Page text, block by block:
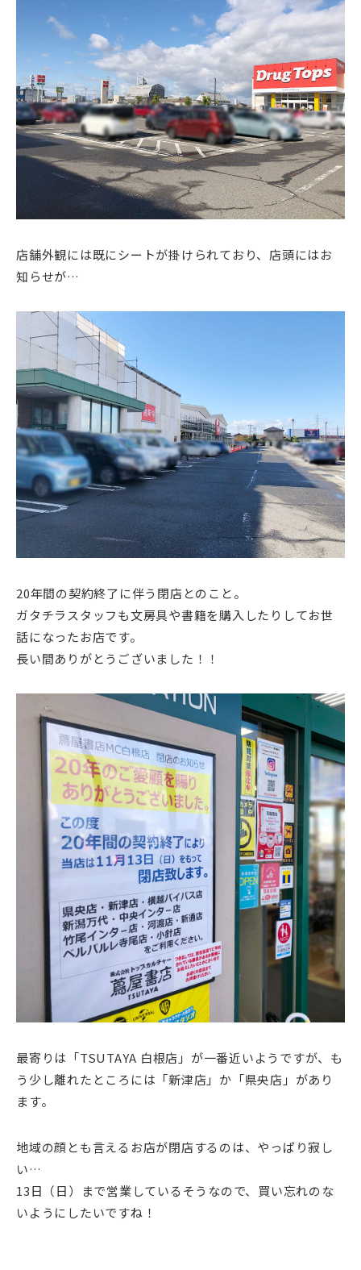
店舗外観には既にシートが掛けられており、店頭にはお
知らせが…
20年間の契約終了に伴う閉店とのこと。
ガタチラスタッフも文房具や書籍を購入したりしてお世
話になったお店です。
長い間ありがとうございました！！
最寄りは「TSUTAYA 白根店」が一番近いようですが、も
う少し離れたところには「新津店」か「県央店」があり
ます。
地域の顔とも言えるお店が閉店するのは、やっぱり寂し
い…
13日（日）まで営業しているそうなので、買い忘れのな
いようにしたいですね！